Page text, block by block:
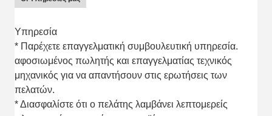
Υπηρεσία
* Παρέχετε επαγγελματική συμβουλευτική υπηρεσία.
αφοσιωμένος πωλητής και επαγγελματίας τεχνικός
μηχανικός για να απαντήσουν στις ερωτήσεις των
πελατών.
* Διασφαλίστε ότι ο πελάτης λαμβάνει λεπτομερείς